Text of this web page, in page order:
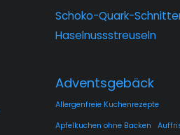
Schoko-Quark-
Haselnussstreuseln
Adventsgebäck
Allergenfreie Kuchenrezepte
Apfelkuchen ohne Backen